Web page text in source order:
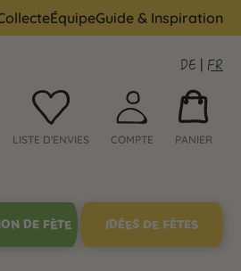
ÉquipeGuide & Inspiration
DE | FR
LISTE D'ENVIES COMPTE PANIER
DE FÊTE IDÉES DE FÊTES